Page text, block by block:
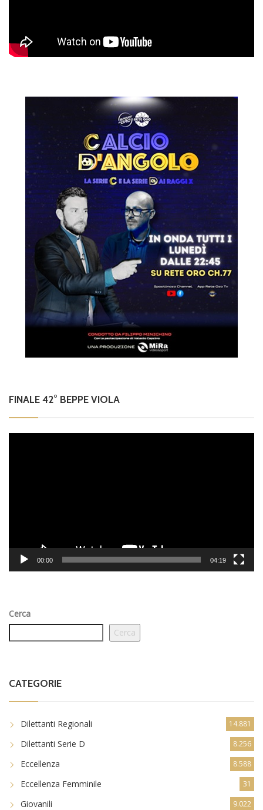
FINALE 42° BEPPE VIOLA
00:00 04:19
Cerca
Cerca
CATEGORIE
Dilettanti Regionali 14.881
Dilettanti Serie D 8.256
Eccellenza 8.588
Eccellenza Femminile 31
Giovanili 9.022